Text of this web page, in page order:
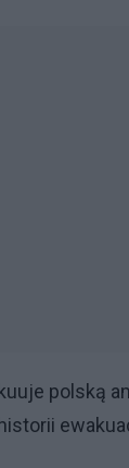
polską